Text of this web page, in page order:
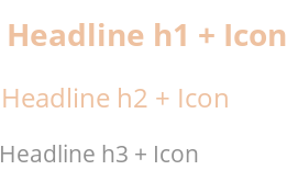
Headline h1 + Icon
Headline h2 + Icon
Headline h3 + Icon